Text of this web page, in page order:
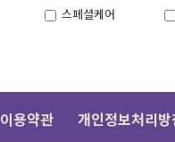
스페셜케어
이용약관 개인정보처리방